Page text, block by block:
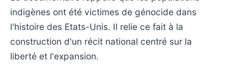
indigènes ont été victimes de génocide dans
l'histoire des Etats-Unis. Il relie ce fait à la
construction d'un récit national centré sur la
liberté et l'expansion.